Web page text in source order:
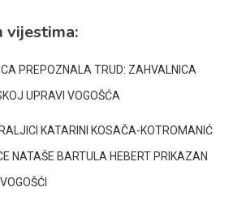
vijestima:
PREPOZNALA TRUD: ZAHVALNICA
UPRAVI VOGOŠĆA
KATARINI KOSAČA-KOTROMANIĆ
NATAŠE BARTULA HEBERT PRIKAZAN